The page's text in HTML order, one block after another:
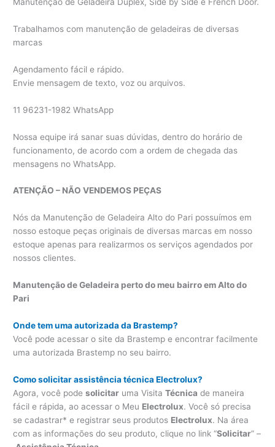
Trabalhamos com manutenção de geladeiras de diversas
marcas
Agendamento fácil e rápido.
Envie mensagem de texto, voz ou arquivos.
11 96231-1982 WhatsApp
Nossa equipe irá sanar suas dúvidas, dentro do horário de
funcionamento, de acordo com a ordem de chegada das
mensagens no WhatsApp.
ATENÇÃO – NÃO VENDEMOS PEÇAS
Nós da Manutenção de Geladeira Alto do Pari possuímos em
nosso estoque peças originais de diversas marcas em nosso
estoque apenas para realizarmos os serviços agendados por
nossos clientes.
Manutenção de Geladeira perto do meu bairro em Alto do
Pari
Onde tem uma autorizada da Brastemp?
Você pode acessar o site da Brastemp e encontrar facilmente
uma autorizada Brastemp no seu bairro.
Como solicitar assistência técnica Electrolux?
Agora, você podesolicitar uma VisitaTécnica de maneira
fácil e rápida, ao acessar o Meu Electrolux. Você só precisa
se cadastrar* e registrar seus produtos Electrolux. Na área
com as informações do seu produto, clique no link “Solicitar” –